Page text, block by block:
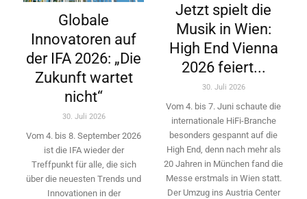
Globale
Innovatoren auf
der IFA 2026: „Die
Zukunft wartet
nicht“
30. Juli 2026
Vom 4. bis 8. September 2026
ist die IFA wieder der
Treffpunkt für alle, die sich
über die neuesten Trends und
Innovationen in der
Jetzt spielt die
Musik in Wien:
High End Vienna
2026 feiert...
30. Juli 2026
Vom 4. bis 7. Juni schaute die
internationale HiFi-Branche
besonders gespannt auf die
High End, denn nach mehr als
20 Jahren in München fand die
Messe erstmals in Wien statt.
Der Umzug ins Austria Center